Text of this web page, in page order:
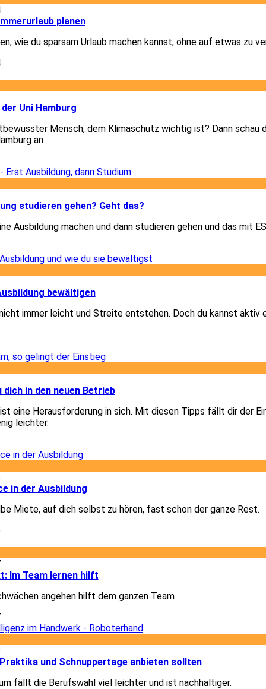
planen
wie du sparsam Urlaub machen kannst, ohne auf etwas zu
Uni Hamburg
Mensch, dem Klimaschutz wichtig ist? Dann schau
an
studieren gehen? Geht das?
Ausbildung machen und dann studieren gehen und das mit
bewältigen
immer leicht und Streite entstehen. Doch du kannst aktiv
in den neuen Betrieb
eine Herausforderung in sich. Mit diesen Tipps fällt dir der
leichter.
in der Ausbildung
Miete, auf dich selbst zu hören, fast schon der ganze Rest.
Im Team lernen hilft
angehen hilft dem ganzen Team
und Schnuppertage anbieten sollten
fällt die Berufswahl viel leichter und ist nachhaltiger.